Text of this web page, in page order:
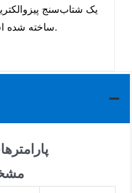
توسط VIBRO-METER (MEGGITT) ساخته شده است.